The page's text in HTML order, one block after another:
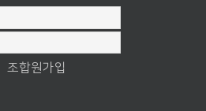
조합원가입